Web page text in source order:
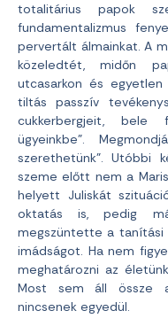
totalitárius papok
fundamentalizmus
pervertált álmainkat. A
közeledtét, midőn
utcasarkon és
tiltás passzív
cukkerbergjeit, bele
ügyeinkbe”.
szerethetünk”. Utóbbi
szeme előtt nem a
helyett Juliskát
oktatás is, pedig
megszüntette a
imádságot. Ha nem
meghatározni az
Most sem áll össze
nincsenek egyedül.